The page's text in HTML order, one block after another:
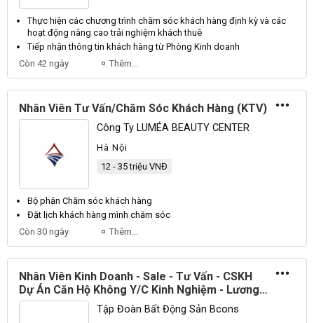
Thực hiện các chương trình chăm sóc khách hàng định kỳ và các
hoạt động nâng cao trải nghiệm khách thuê
Tiếp nhận thông tin khách hàng từ Phòng Kinh doanh
Còn 42 ngày
Thêm...
Nhân Viên Tư Vấn/Chăm Sóc Khách Hàng (KTV)
Công Ty LUMÉA BEAUTY CENTER
Hà Nội
12 - 35 triệu VNĐ
Bộ phận Chăm sóc khách hàng
Đặt lịch khách hàng mình chăm sóc
Còn 30 ngày
Thêm...
Nhân Viên Kinh Doanh - Sale - Tư Vấn - CSKH
Dự Án Căn Hộ Không Y/C Kinh Nghiệm - Lương
Cứng Đến 15 Triệu + Hoa Hồng Thu Nhập Từ 80
Triệu Hỗ Trợ Data - Marketing
Tập Đoàn Bất Động Sản Bcons